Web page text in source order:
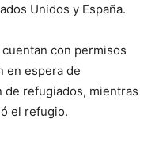
Unidos y España.
con permisos
en espera de
de refugiados, mientras
el refugio.